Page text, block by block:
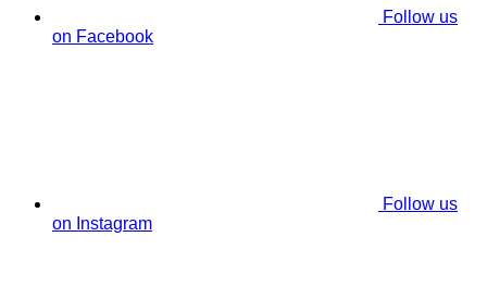
Follow us
on Facebook
Follow us
on Instagram